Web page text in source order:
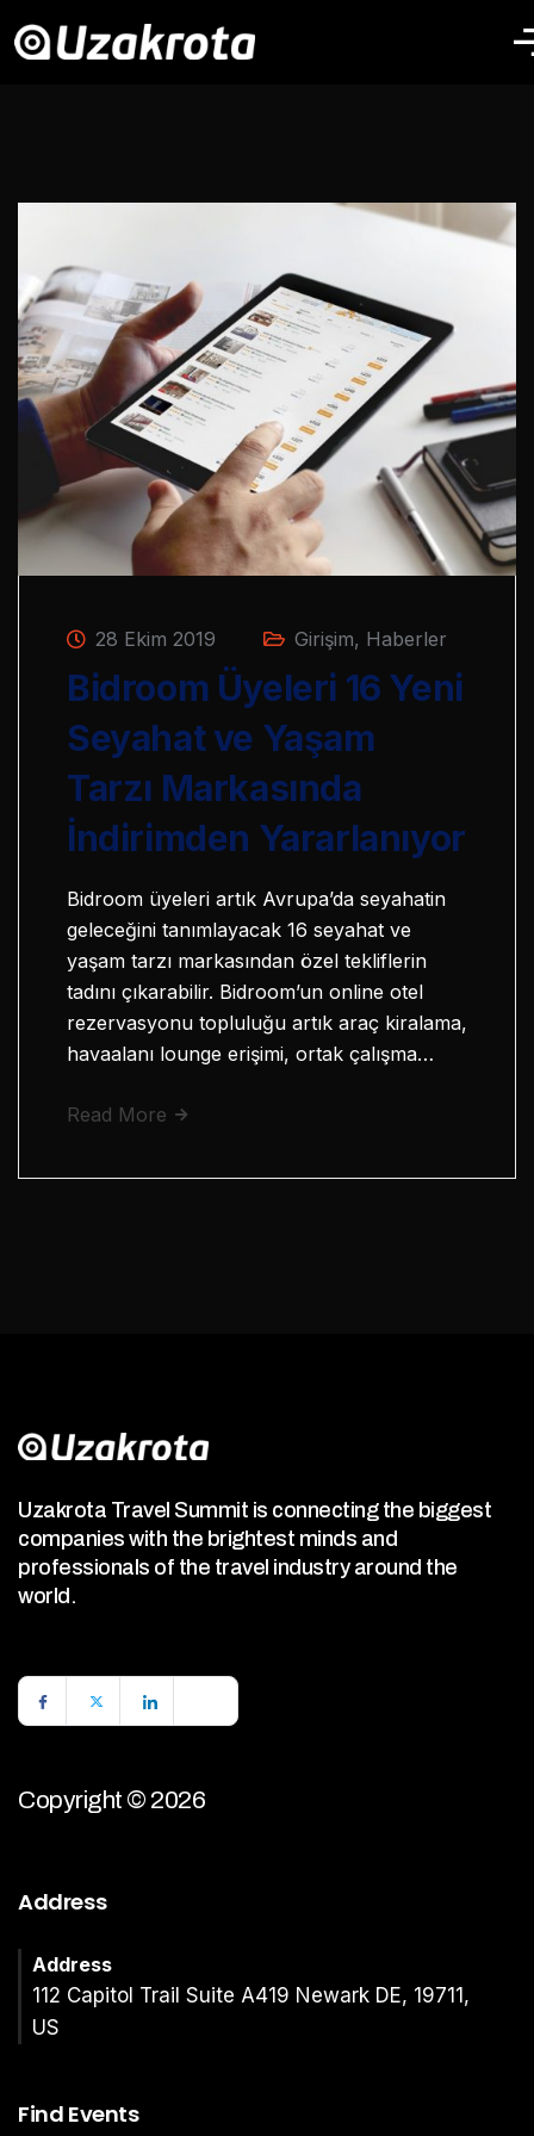
28 Ekim 2019 Girişim, Haberler
Bidroom Üyeleri 16 Yeni
Seyahat ve Yaşam
Tarzı Markasında
İndirimden Yararlanıyor
Bidroom üyeleri artık Avrupa’da seyahatin
geleceğini tanımlayacak 16 seyahat ve
yaşam tarzı markasından özel tekliflerin
tadını çıkarabilir. Bidroom’un online otel
rezervasyonu topluluğu artık araç kiralama,
havaalanı lounge erişimi, ortak çalışma…
Read More
Uzakrota Travel Summit is connecting the biggest
companies with the brightest minds and
professionals of the travel industry around the
world.
Copyright © 2026
Address
Address
112 Capitol Trail Suite A419 Newark DE, 19711,
US
Find Events